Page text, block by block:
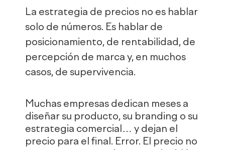
La estrategia de precios no es hablar
solo de números. Es hablar de
posicionamiento, de rentabilidad, de
percepción de marca y, en muchos
casos, de supervivencia.
Muchas empresas dedican meses a
diseñar su producto, su branding o su
estrategia comercial… y dejan el
precio para el final. Error. El precio no